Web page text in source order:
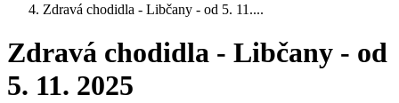
Zdravá chodidla - Libčany - od 5. 11....
Zdravá chodidla - Libčany - od
5. 11. 2025